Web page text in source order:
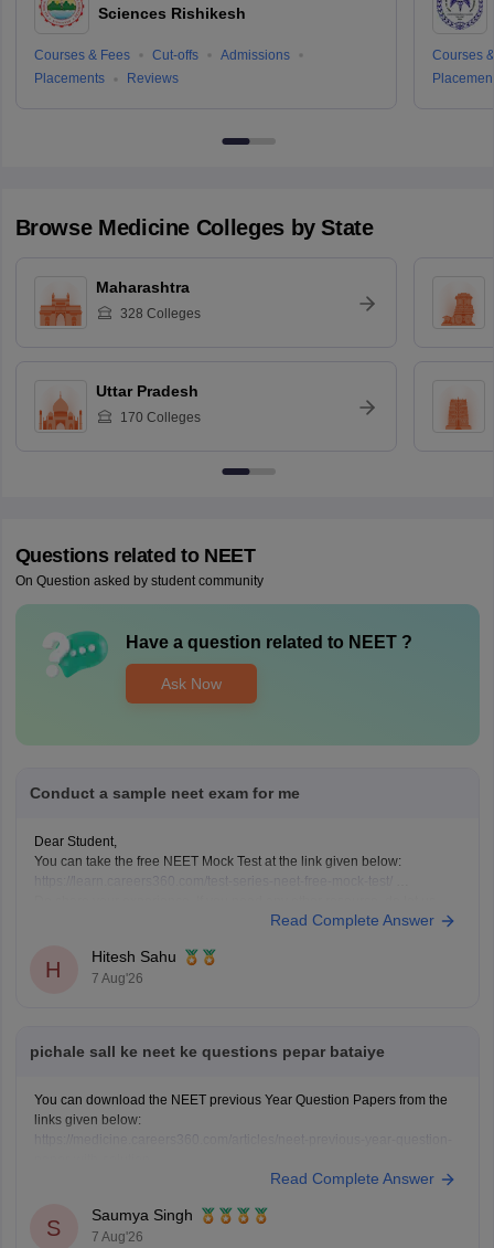
Sciences Rishikesh
Courses & Fees Cut-offs
Admissions
Placements
Reviews
Courses
Browse Medicine Colleges by State
Maharashtra
328 Colleges
Uttar Pradesh
170 Colleges
Questions related to NEET
On Question asked by student community
Have a question related to NEET?
Ask Now
Conduct a sample neet exam for me
Dear Student,
You can take the free NEET Mock Test at the link given below:
Read Complete Answer
H
Hitesh Sahu
7 Aug'26
pichale sall ke neet ke questions pepar bataiye
You can download the NEET previous Year Question Papers from the
links given below:
https://medicine.careers360.com/articles/neet-previous-5-years-
https://medicine.careers360.com/articles/neet-question-paper
Read Complete Answer
S
Saumya Singh
7 Aug'26